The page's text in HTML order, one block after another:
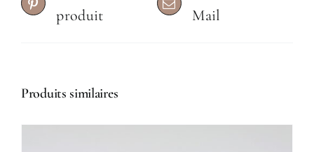
produit
Mail
Produits similaires